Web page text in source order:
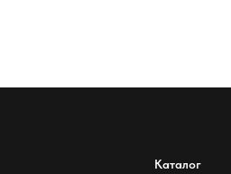
Каталог